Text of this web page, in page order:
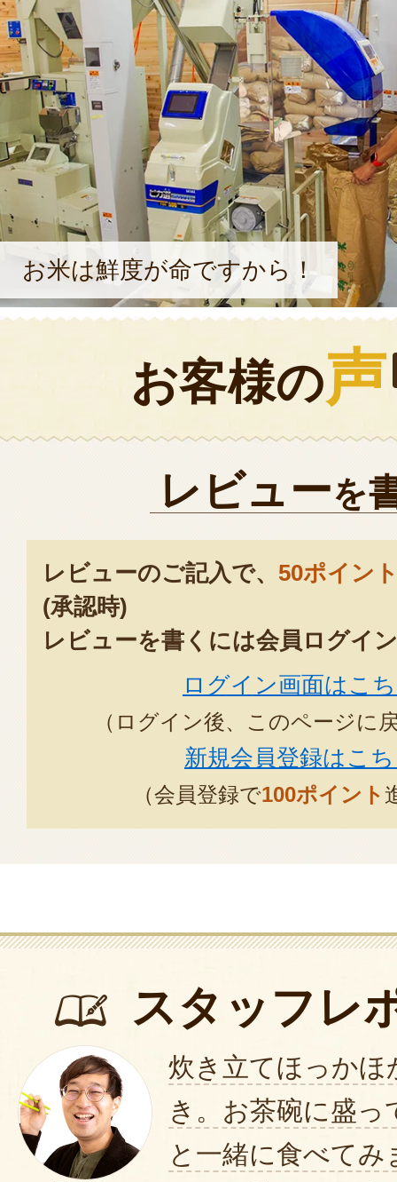
お米は鮮度が命ですから！
お客様の声
レビューを
レビューのご記入で、 50ポイン
(承認時)
レビューを書くには会員ログイ
ログイン画面はこ
（ログイン後、このページに
新規会員登録はこ
（会員登録で100ポイント
スタッフレ
炊き立てほっかほ
き。お茶碗に盛っ
と一緒に食べて